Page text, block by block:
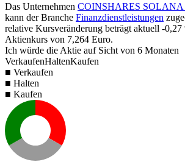
Das Unternehmen COINSHARES
kann der Branche Finanzdienstleistungen
relative Kursveränderung beträgt aktuell -0,27
Aktienkurs von 7,264 Euro.
Ich würde die Aktie auf Sicht von 6 Monaten
VerkaufenHaltenKaufen
■ Verkaufen
■ Halten
■ Kaufen